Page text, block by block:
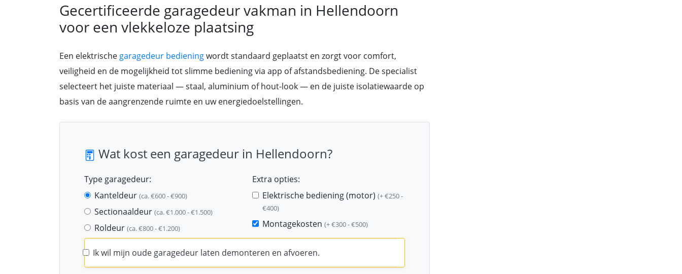
Gecertificeerde garagedeur vakman in Hellendoorn
voor een vlekkeloze plaatsing
Een elektrische garagedeur bedieningwordt standaard geplaatst en zorgt voor comfort,
veiligheid en de mogelijkheid tot slimme bediening via app of afstandsbediening. De specialist
selecteert het juiste materiaal — staal, aluminium of hout-look — en de juiste isolatiewaarde op
basis van de aangrenzende ruimte en uw energiedoelstellingen.
Wat kost een garagedeur in Hellendoorn?
Type garagedeur:
Kanteldeur (ca. €600 - €900)
Sectionaaldeur (ca. €1.000 - €1.500)
Roldeur (ca. €800 - €1.200)
Extra opties:
Elektrische bediening (motor) (+ €250 -
€400)
Montagekosten (+ €300 - €500)
Ik wil mijn oude garagedeur laten demonteren en afvoeren.